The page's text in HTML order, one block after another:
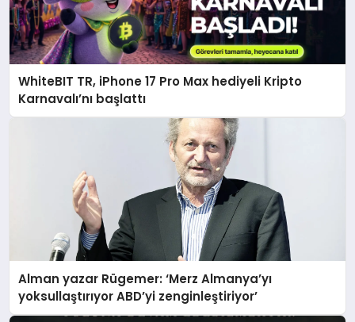
WhiteBIT TR, iPhone 17 Pro Max hediyeli Kripto
Karnavalı’nı başlattı
Alman yazar Rügemer: ‘Merz Almanya’yı
yoksullaştırıyor ABD’yi zenginleştiriyor’